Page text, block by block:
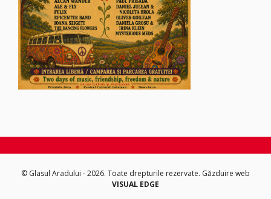
© Glasul Aradului - 2026. Toate drepturile rezervate. Găzduire web
VISUAL EDGE